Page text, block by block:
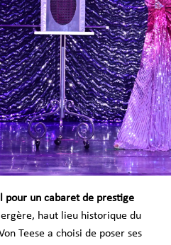
pour un cabaret de prestige
haut lieu historique du
Teese a choisi de poser ses